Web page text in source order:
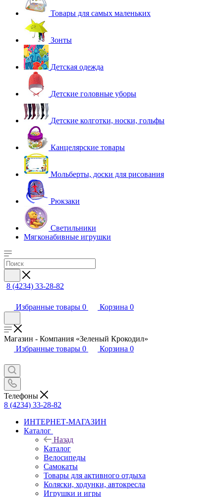
Товары для самых маленьких
Зонты
Детская одежда
Детские головные уборы
Детские колготки, носки, гольфы
Канцелярские товары
Мольберты, доски для рисования
Рюкзаки
Светильники
Мягконабивные игрушки
8 (4234) 33-28-82
Избранные товары 0 Корзина 0
Магазин - Компания «Зеленый Крокодил»
Избранные товары 0 Корзина 0
Телефоны
8 (4234) 33-28-82
ИНТЕРНЕТ-МАГАЗИН
Каталог
Назад
Каталог
Велосипеды
Самокаты
Товары для активного отдыха
Коляски, ходунки, автокресла
Игрушки и игры